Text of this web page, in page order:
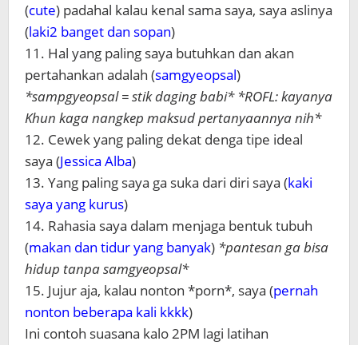
(cute) padahal kalau kenal sama saya, saya aslinya
(laki2 banget dan sopan)
11. Hal yang paling saya butuhkan dan akan
pertahankan adalah (samgyeopsal)
*sampgyeopsal = stik daging babi* *ROFL: kayanya
Khun kaga nangkep maksud pertanyaannya nih*
12. Cewek yang paling dekat denga tipe ideal
saya (Jessica Alba)
13. Yang paling saya ga suka dari diri saya (kaki
saya yang kurus)
14. Rahasia saya dalam menjaga bentuk tubuh
(makan dan tidur yang banyak) *pantesan ga bisa
hidup tanpa samgyeopsal*
15. Jujur aja, kalau nonton *porn*, saya (pernah
nonton beberapa kali kkkk)
Ini contoh suasana kalo 2PM lagi latihan